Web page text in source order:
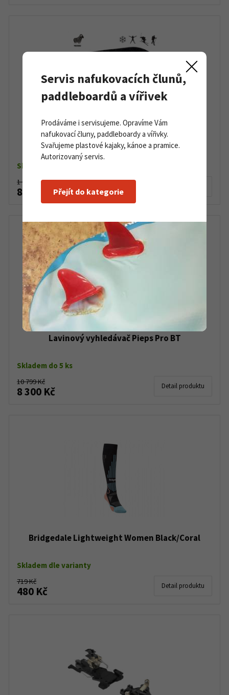
Vložky do bot Sidas Winter 3D Merino
Skladem dle varianty
1 050 Kč
898 Kč
Lavinový vyhledávač Pieps Pro BT
Skladem do 5 ks
10 799 Kč
8 300 Kč Detail produktu
Bridgedale Lightweight Women Black/Coral
Skladem dle varianty
719 Kč
480 Kč Detail produktu
Servis nafukovacích člunů,
paddleboardů a vířivek
Prodáváme i servisujeme. Opravíme Vám
nafukovací čluny, paddleboardy a vířivky.
Svařujeme plastové kajaky, kánoe a pramice.
Autorizovaný servis.
Přejít do kategorie